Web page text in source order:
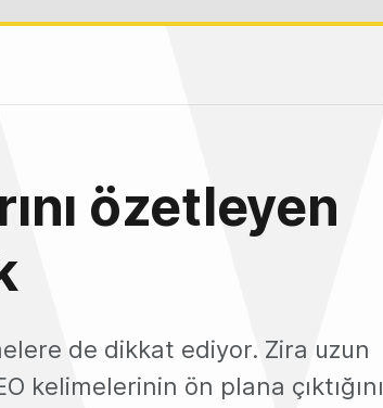
özetleyen
de dikkat ediyor. Zira uzun
kelimelerinin ön plana çıktığını